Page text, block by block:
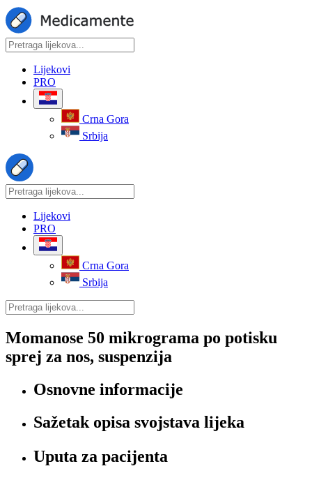
Lijekovi
PRO
Crna Gora
Srbija
Lijekovi
PRO
Crna Gora
Srbija
Momanose 50 mikrograma po potisku
sprej za nos, suspenzija
Osnovne informacije
Sažetak opisa svojstava lijeka
Uputa za pacijenta